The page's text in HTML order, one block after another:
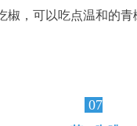
，可以吃点温和的青
07